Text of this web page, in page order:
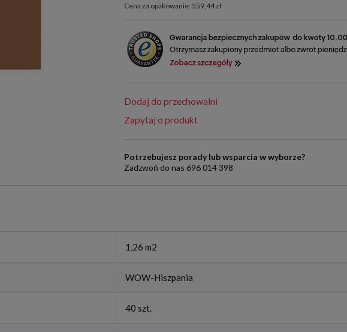
Cena za opakowanie: 559,44 zł
Dodaj do przechowalni
Zapytaj o produkt
Potrzebujesz porady lub wsparcia w wyborze?
Zadzwoń do nas 696 014 398
1,26 m2
WOW-Hiszpania
40 szt.